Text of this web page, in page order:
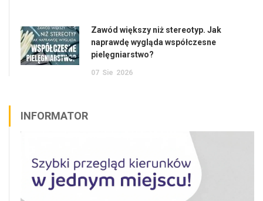
Zawód większy niż stereotyp. Jak
naprawdę wygląda współczesne
pielęgniarstwo?
07 Sie 2026
INFORMATOR